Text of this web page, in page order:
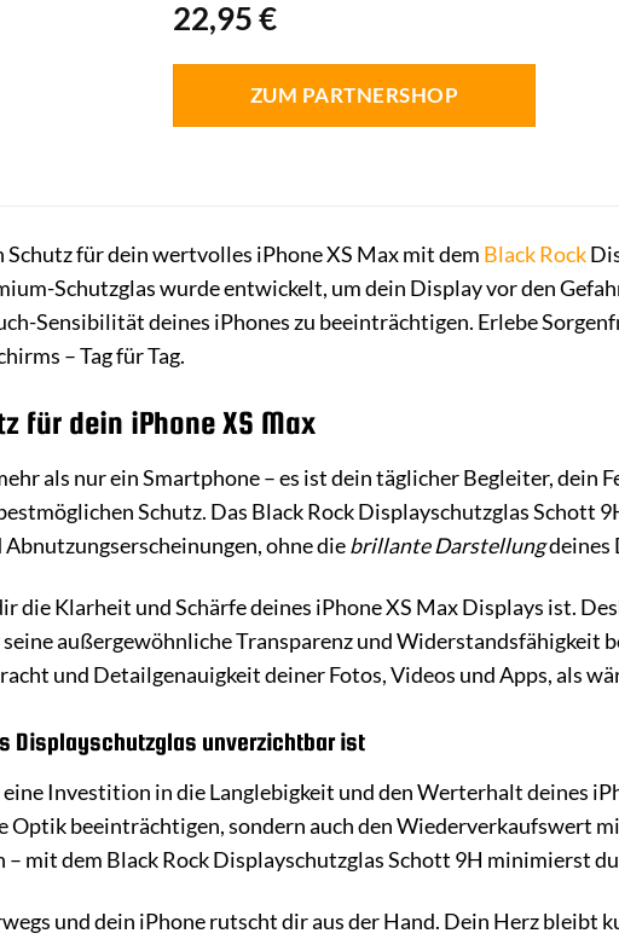
22,95€
ZUM PARTNERSHOP
für dein wertvolles iPhone XS Max mit dem Black Rock
Schutzglas wurde entwickelt, um dein Display vor den
Sensibilität deines iPhones zu beeinträchtigen. Erlebe
– Tag für Tag.
für dein iPhone XS Max
als nur ein Smartphone – es ist dein täglicher Begleiter, dein
Schutz. Das Black Rock Displayschutzglas Schott
ohne diebrillante Darstellungdeines
die Klarheit und Schärfe deines iPhone XS Max Displays ist.
außergewöhnliche Transparenz und Widerstandsfähigkeit
und Detailgenauigkeit deiner Fotos, Videos und Apps, als
Displayschutzglas unverzichtbar ist
Investition in die Langlebigkeit und den Werterhalt deines
Optik beeinträchtigen, sondern auch den Wiederverkaufswert
– mit dem Black Rock Displayschutzglas Schott 9H minimierst
und dein iPhone rutscht dir aus der Hand. Dein Herz bleibt